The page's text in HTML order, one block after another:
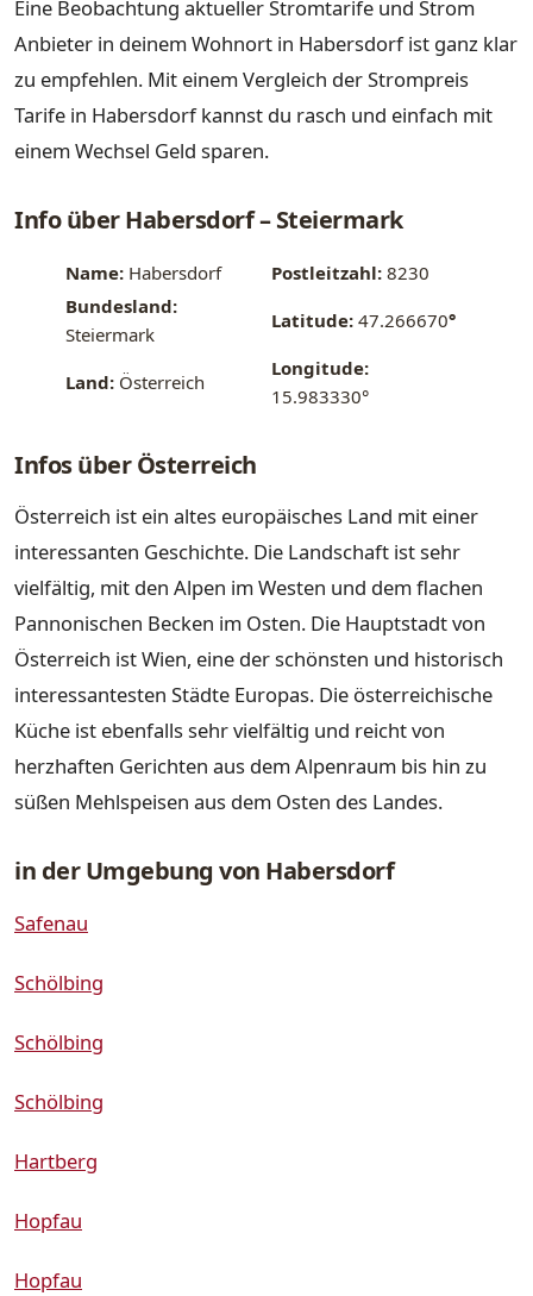
Eine Beobachtung aktueller Stromtarife und Strom
Anbieter in deinem Wohnort in Habersdorf ist ganz klar
zu empfehlen. Mit einem Vergleich der Strompreis
Tarife in Habersdorf kannst du rasch und einfach mit
einem Wechsel Geld sparen.
Info über Habersdorf – Steiermark
Name: Habersdorf Postleitzahl: 8230
Bundesland:
Steiermark
Latitude: 47.266670°
Land: Österreich
Longitude:
15.983330°
Infos über Österreich
Österreich ist ein altes europäisches Land mit einer
interessanten Geschichte. Die Landschaft ist sehr
vielfältig, mit den Alpen im Westen und dem flachen
Pannonischen Becken im Osten. Die Hauptstadt von
Österreich ist Wien, eine der schönsten und historisch
interessantesten Städte Europas. Die österreichische
Küche ist ebenfalls sehr vielfältig und reicht von
herzhaften Gerichten aus dem Alpenraum bis hin zu
süßen Mehlspeisen aus dem Osten des Landes.
in der Umgebung von Habersdorf
Safenau
Schölbing
Schölbing
Schölbing
Hartberg
Hopfau
Hopfau